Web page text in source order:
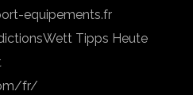
equipements.fr
Wett Tipps Heute
fr/